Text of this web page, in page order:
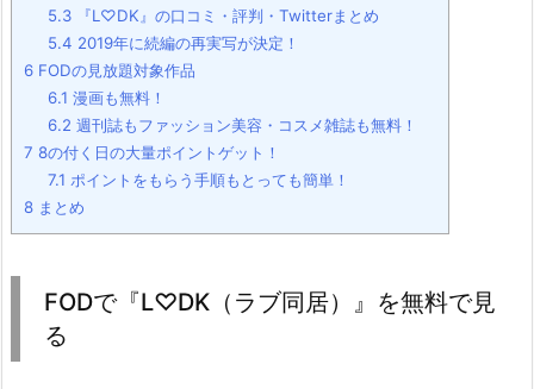
5.3『L♡DK』の口コミ・評判・Twitterまとめ
5.4 2019年に続編の再実写が決定！
6 FODの見放題対象作品
6.1 漫画も無料！
6.2 週刊誌もファッション美容・コスメ雑誌も無料！
7 8の付く日の大量ポイントゲット！
7.1 ポイントをもらう手順もとっても簡単！
8 まとめ
FODで『L♡DK（ラブ同居）』を無料で見
る